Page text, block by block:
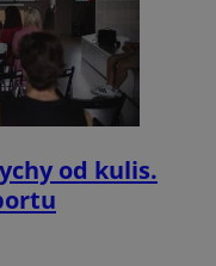
od kulis.